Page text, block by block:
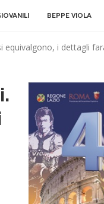
BEPPE VIOLA
equivalgono, i dettagli